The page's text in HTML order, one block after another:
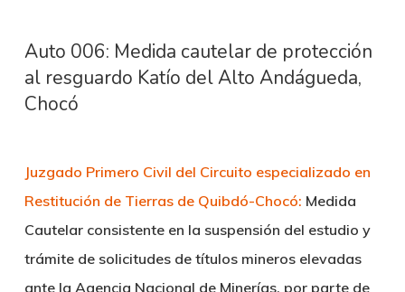
Auto 006: Medida cautelar de protección
al resguardo Katío del Alto Andágueda,
Chocó
Juzgado Primero Civil del Circuito especializado en
Restitución de Tierras de Quibdó-Chocó: Medida
Cautelar consistente en la suspensión del estudio y
trámite de solicitudes de títulos mineros elevadas
ante la Agencia Nacional de Minerías, por parte de